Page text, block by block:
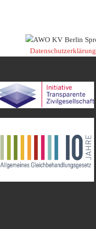
Datenschutzerklärung